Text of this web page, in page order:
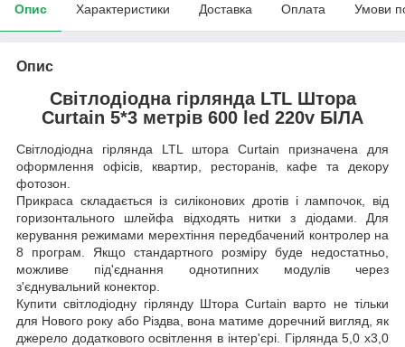
Опис Характеристики Доставка Оплата Умови
Опис
Світлодіодна гірлянда LTL Штора
Сurtain 5*3 метрів 600 led 220v БІЛА
Світлодіодна гірлянда LTL штора Curtain призначена для
оформлення офісів, квартир, ресторанів, кафе та декору
фотозон.
Прикраса складається із силіконових дротів і лампочок, від
горизонтального шлейфа відходять нитки з діодами. Для
керування режимами мерехтіння передбачений контролер на
8 програм. Якщо стандартного розміру буде недостатньо,
можливе під'єднання однотипних модулів через
з'єднувальний конектор.
Купити світлодіодну гірлянду Штора Curtain варто не тільки
для Нового року або Різдва, вона матиме доречний вигляд, як
джерело додаткового освітлення в інтер'єрі. Гірлянда 5,0 х3,0